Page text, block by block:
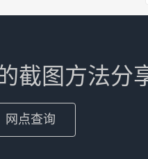
截图方法分
网点查询